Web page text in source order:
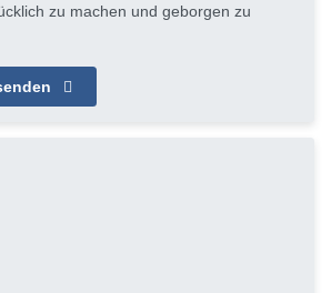
zu machen und geborgen zu